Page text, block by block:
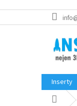
na
Inserty
Domů